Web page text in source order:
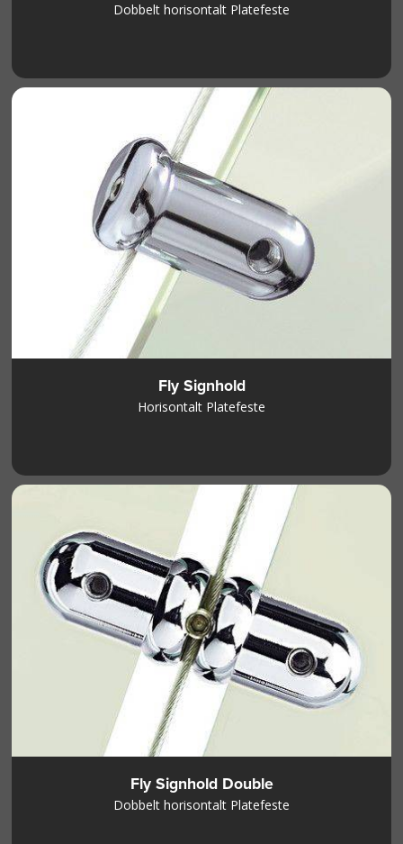
Dobbelt horisontalt Platefeste
Fly Signhold
Horisontalt Platefeste
Fly Signhold Double
Dobbelt horisontalt Platefeste